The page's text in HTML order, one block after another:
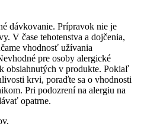
dávkovanie. Prípravok nie je
V čase tehotenstva a dojčenia,
vhodnosť užívania
pre osoby alergické
obsiahnutých v produkte. Pokiaľ
krvi, poraďte sa o vhodnosti
Pri podozrení na alergiu na
opatrne.